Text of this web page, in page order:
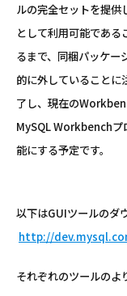
ルの完全セットを提供
として利用可能である
るまで、同梱パッケ
的に外していることに
了し、現在の
MySQL Workbenchプ
能にする予定です。
以下はGUIツールのダ
http://
それぞれのツールのよ